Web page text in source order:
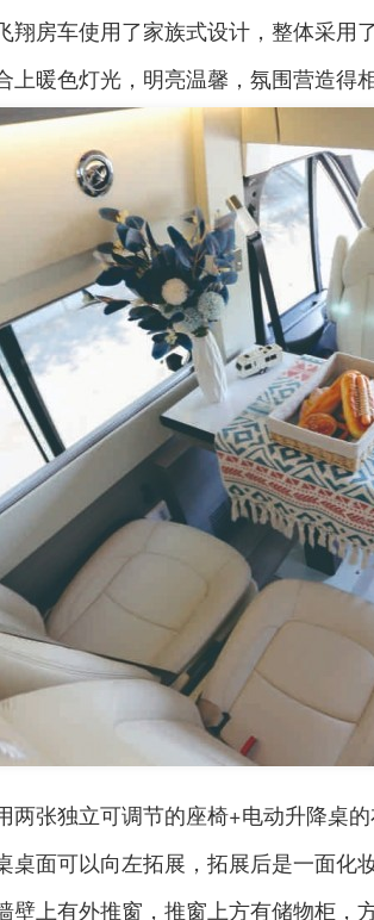
翔房车使用了家族式设计，整体采
上暖色灯光，明亮温馨，氛围营造得
两张独立可调节的座椅+电动升降桌
桌面可以向左拓展，拓展后是一面
壁上有外推窗，推窗上方有储物柜